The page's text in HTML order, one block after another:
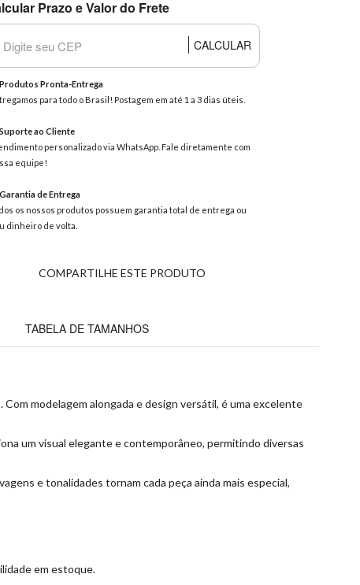
Prazo e Valor do Frete
CALCULAR
Pronta-Entrega
para todo o Brasil! Postagem em até 1 a 3 dias úteis.
ao Cliente
personalizado via WhatsApp. Fale diretamente com
equipe!
Garantia de Entrega
os nossos produtos possuem garantia total de entrega ou
dinheiro de volta.
COMPARTILHE ESTE PRODUTO
TABELA DE TAMANHOS
modelagem alongada e design versátil, é uma excelente
um visual elegante e contemporâneo, permitindo diversas
e tonalidades tornam cada peça ainda mais especial,
em estoque.